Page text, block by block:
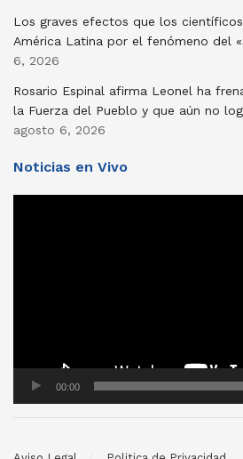
Los graves efectos que los
América Latina por el fenómeno del
6, 2026
Rosario Espinal afirma Leonel ha
la Fuerza del Pueblo y que aún no
agosto 6, 2026
Noticias en Vivo
00:00